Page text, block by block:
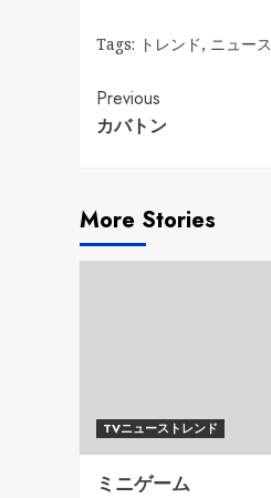
Tags: トレンド, ニュース
Continue
Reading
Previous
カバトン
More Stories
TVニューストレンド
ミニゲーム